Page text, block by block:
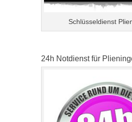
Schlüsseldienst
24h Notdienst für